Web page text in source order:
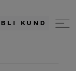
BLI KUND